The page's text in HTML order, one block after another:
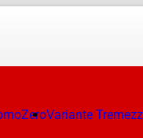
Variante